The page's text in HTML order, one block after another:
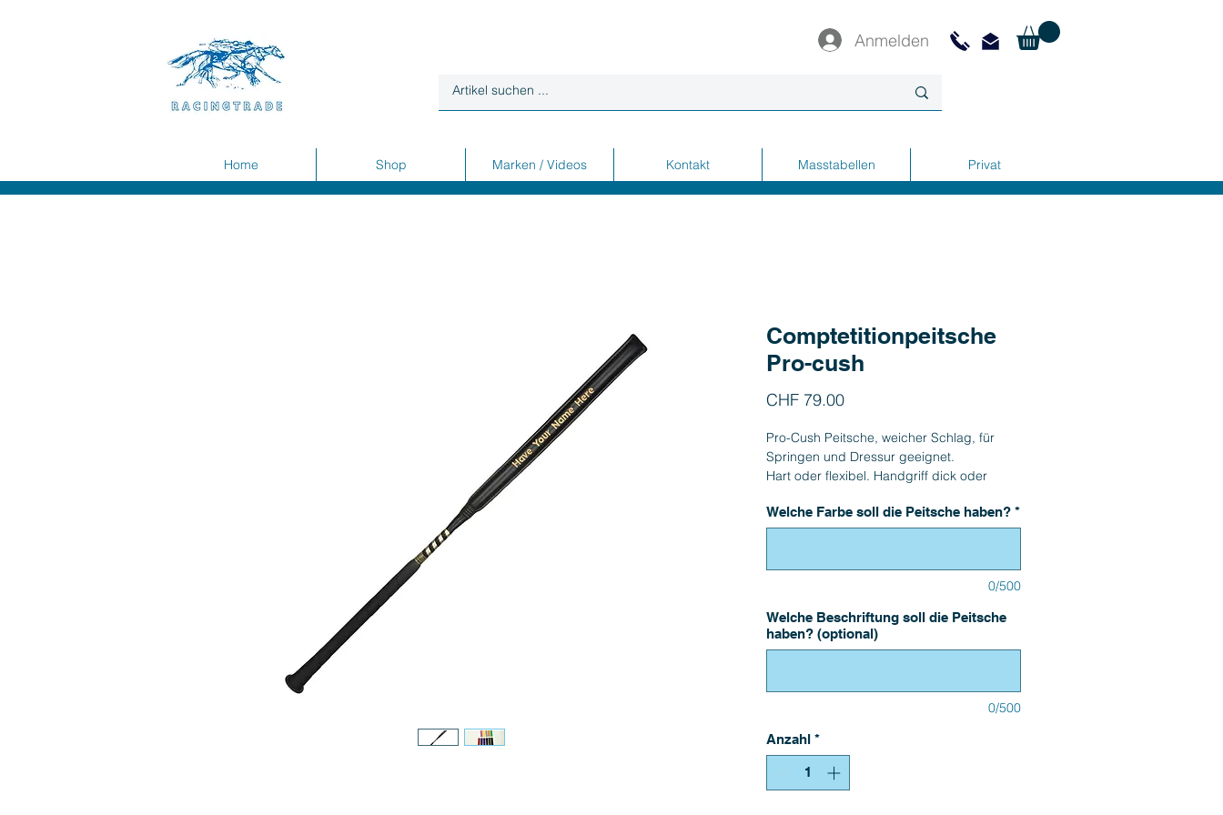
Anmelden
Home Shop Marken / Videos Kontakt Masstabellen Privat
Comptetitionpeitsche
Pro-cush
CHF 79.00Preis
Pro-Cush Peitsche, weicher Schlag, für
Springen und Dressur geeignet.
Hart oder flexibel. Handgriff dick oder
Für Farben, siehe Farbtabelle.
Auch mit Beschriftung erhältlich. Aufpreis:
Welche Farbe soll die Peitsche haben? *
0/500
Welche Beschriftung soll die Peitsche
haben? (optional)
0/500
Anzahl *